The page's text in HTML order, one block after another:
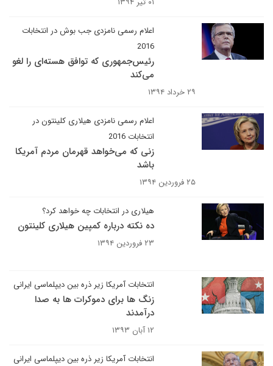
اعلام رسمی نامزدی جب بوش در انتخابات
2016
رئیس‌جمهوری که توافق هسته‌ای را لغو
می‌کند
۲۹ خرداد ۱۳۹۴
اعلام رسمی نامزدی هیلاری کلینتون در
انتخابات 2016
زنی که می‌خواهد قهرمان مردم آمریکا
باشد
۲۵ فروردین ۱۳۹۴
هیلاری در انتخابات چه خواهد کرد؟
ده نکته درباره کمپین هیلاری کلینتون
۲۳ فروردین ۱۳۹۴
انتخابات آمریکا زیر ذره بین دیپلماسی ایرانی
زنگ ها برای دموکرات ها به صدا
درآمدند
۱۲ آبان ۱۳۹۳
انتخابات آمریکا زیر ذره بین دیپلماسی ایرانی